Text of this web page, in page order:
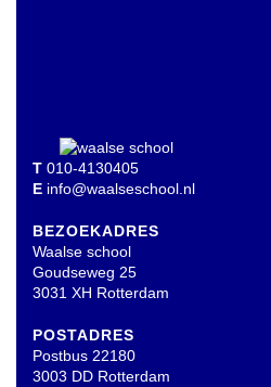
T 010-4130405
E info@waalseschool.nl
BEZOEKADRES
Waalse school
Goudseweg 25
3031 XH Rotterdam
POSTADRES
Postbus 22180
3003 DD Rotterdam